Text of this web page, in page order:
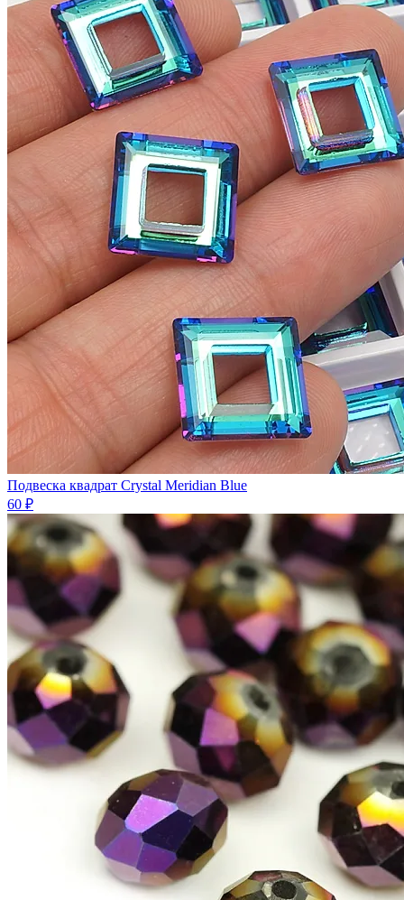
Подвеска квадрат Crystal Meridian Blue
60 ₽